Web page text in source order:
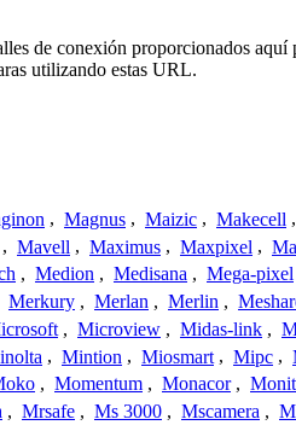
de conexión proporcionados aquí
utilizando estas URL.
, Magnus , Maizic , Makecell ,
, Mavell , Maximus , Maxpixel ,
, Medion , Medisana , Mega-pixel
Merkury , Merlan , Merlin ,
, Microview , Midas-link ,
, Mintion , Miosmart , Mipc ,
, Momentum , Monacor ,
, Mrsafe , Ms 3000 , Mscamera ,